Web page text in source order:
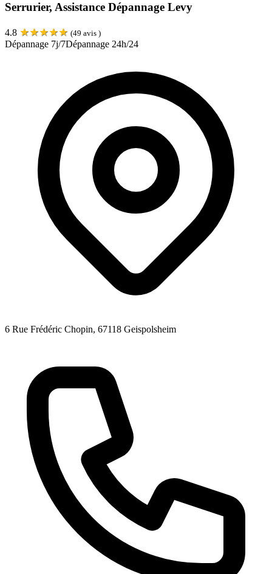
Serrurier, Assistance Dépannage Levy
4.8 ★★★★★ (49 avis )
Dépannage 7j/7Dépannage 24h/24
6 Rue Frédéric Chopin, 67118 Geispolsheim